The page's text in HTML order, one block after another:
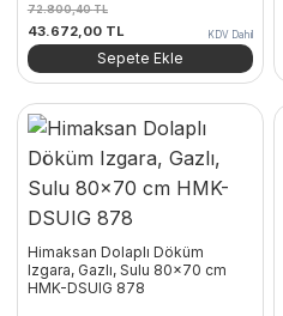
72.800,40TL
Orijinal
fiyat:
72.800,40 TL.
43.672,00 TL
andaki
fiyat:
KDV Dahil
Sepete Ekle
Himaksan Dolaplı Döküm
Izgara, Gazlı, Sulu 80×70 cm
HMK-DSUIG 878